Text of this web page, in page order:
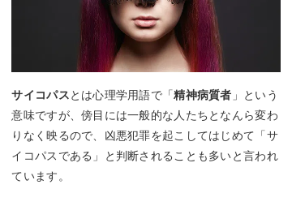
サイコパスとは心理学用語で「精神病質者 」という
意味ですが、傍目には一般的な人たちとなんら変わ
りなく映るので、凶悪犯罪を起こしてはじめて「サ
イコパスである」と判断されることも多いと言われ
ています。